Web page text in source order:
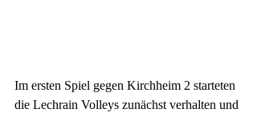
Im ersten Spiel gegen Kirchheim 2 starteten
die Lechrain Volleys zunächst verhalten und